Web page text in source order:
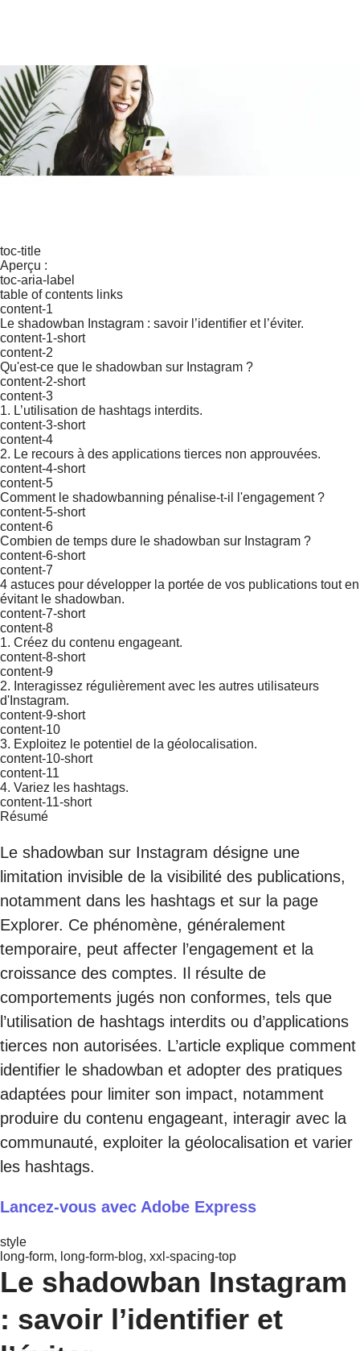
toc-title
Aperçu :
toc-aria-label
table of contents links
content-1
Le shadowban Instagram : savoir l’identifier et l’éviter.
content-1-short
content-2
Qu'est-ce que le shadowban sur Instagram ?
content-2-short
content-3
1. L’utilisation de hashtags interdits.
content-3-short
content-4
2. Le recours à des applications tierces non approuvées.
content-4-short
content-5
Comment le shadowbanning pénalise-t-il l'engagement ?
content-5-short
content-6
Combien de temps dure le shadowban sur Instagram ?
content-6-short
content-7
4 astuces pour développer la portée de vos publications tout en
évitant le shadowban.
content-7-short
content-8
1. Créez du contenu engageant.
content-8-short
content-9
2. Interagissez régulièrement avec les autres utilisateurs
d'Instagram.
content-9-short
content-10
3. Exploitez le potentiel de la géolocalisation.
content-10-short
content-11
4. Variez les hashtags.
content-11-short
Résumé
Le shadowban sur Instagram désigne une
limitation invisible de la visibilité des publications,
notamment dans les hashtags et sur la page
Explorer. Ce phénomène, généralement
temporaire, peut affecter l’engagement et la
croissance des comptes. Il résulte de
comportements jugés non conformes, tels que
l’utilisation de hashtags interdits ou d’applications
tierces non autorisées. L’article explique comment
identifier le shadowban et adopter des pratiques
adaptées pour limiter son impact, notamment
produire du contenu engageant, interagir avec la
communauté, exploiter la géolocalisation et varier
les hashtags.
Lancez-vous avec Adobe Express
style
long-form, long-form-blog, xxl-spacing-top
Le shadowban Instagram
: savoir l’identifier et